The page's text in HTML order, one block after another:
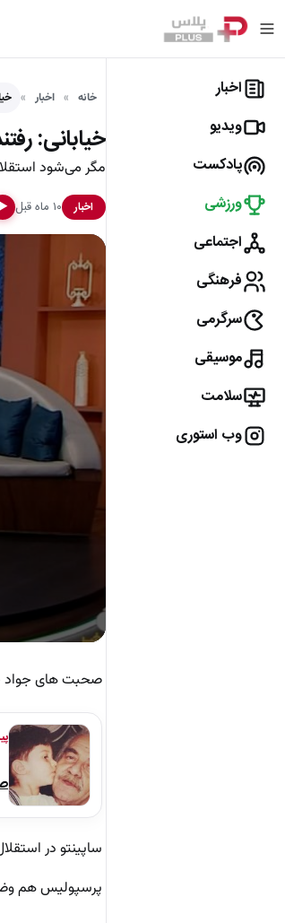
اخبار
ویدیو
پادکست
ورزشی
اجتماعی
فرهنگی
سرگرمی
موسیقی
سلامت
وب استوری
خانه اخبار
خیابانی:
مگر می‌شود
اخبار ۱۰ ماه قبل ▶
صحبت های جواد
ساپینتو در
پرسپولیس هم